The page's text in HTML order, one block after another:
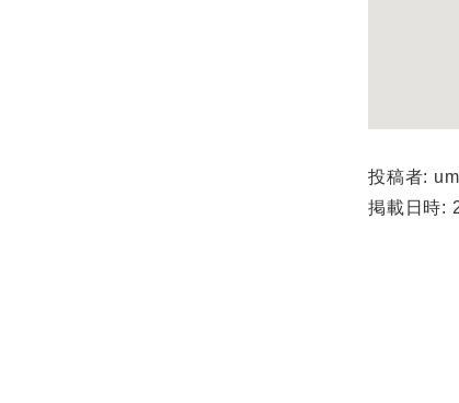
投稿者:
掲載日時: